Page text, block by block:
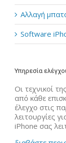
Αλλαγή
Software
Υπηρεσία
Οι τεχνικοί
από κάθε
έλεγχο στις
λειτουργίες
iPhone σας